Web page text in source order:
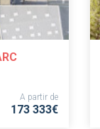
A partir de
173 333€